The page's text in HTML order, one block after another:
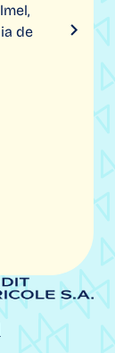
de